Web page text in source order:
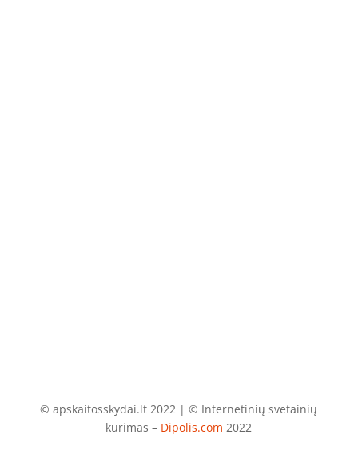
© apskaitosskydai.lt 2022 | © Internetinių svetainių
kūrimas – Dipolis.com 2022